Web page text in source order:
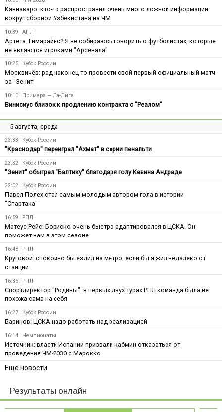
Каннаваро: кто-то распространил очень много ложной информации
вокруг сборной Узбекистана на ЧМ
10:39 АПЛ
Артета: Гимарайнс? Я не собираюсь говорить о футболистах, которые
не являются игроками "Арсенала"
10:25 Кубок России
Москвичёв: рад наконец-то провести свой первый официальный матч
за "Зенит"
10:10 Примера — Ла-Лига
Винисиус близок к продлению контракта с "Реалом"
5 августа, среда
23:33 Кубок России
"Краснодар" переиграл "Ахмат" в серии пенальти
23:32 Кубок России
"Зенит" обыграл "Балтику" благодаря голу Кевина Андраде
22:02 Кубок России
Павел Полех стал самым молодым автором гола в истории
"Спартака"
16:59 РПЛ
Матеус Рейс: Бориско очень быстро адаптировался в ЦСКА. Он
поможет нам в этом сезоне
16:48 РПЛ
Круговой: спокойно бы ездил на метро, если бы я жил недалеко от
станции
16:36 РПЛ
Спортдиректор "Родины": в первых двух турах РПЛ команда была не
похожа сама на себя
16:27 Кубок России
Баринов: ЦСКА надо работать над реализацией
16:14 Чемпионаты
Источник: власти Испании призвали кабмин отказаться от
проведения ЧМ-2030 с Марокко
Ещё новости
Результаты онлайн